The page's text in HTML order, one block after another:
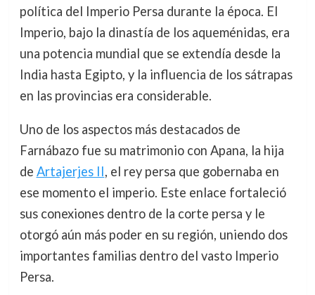
política del Imperio Persa durante la época. El
Imperio, bajo la dinastía de los aqueménidas, era
una potencia mundial que se extendía desde la
India hasta Egipto, y la influencia de los sátrapas
en las provincias era considerable.
Uno de los aspectos más destacados de
Farnábazo fue su matrimonio con Apana, la hija
de Artajerjes II, el rey persa que gobernaba en
ese momento el imperio. Este enlace fortaleció
sus conexiones dentro de la corte persa y le
otorgó aún más poder en su región, uniendo dos
importantes familias dentro del vasto Imperio
Persa.